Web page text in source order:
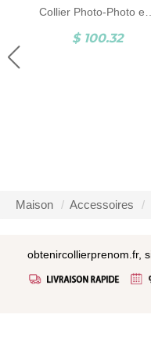
$ 100.32
Maison Accessoires
obtenircollierprenom.fr,